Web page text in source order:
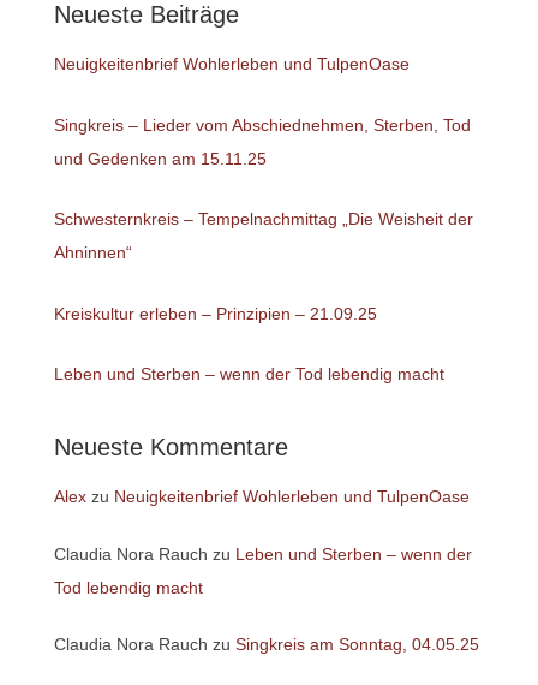
Neueste Beiträge
Neuigkeitenbrief Wohlerleben und TulpenOase
Singkreis – Lieder vom Abschiednehmen, Sterben, Tod
und Gedenken am 15.11.25
Schwesternkreis – Tempelnachmittag „Die Weisheit der
Ahninnen“
Kreiskultur erleben – Prinzipien – 21.09.25
Leben und Sterben – wenn der Tod lebendig macht
Neueste Kommentare
Alexzu Neuigkeitenbrief Wohlerleben und TulpenOase
Claudia Nora Rauch zu Leben und Sterben – wenn der
Tod lebendig macht
Claudia Nora Rauch zu Singkreis am Sonntag, 04.05.25